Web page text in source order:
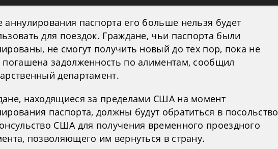
аннулирования паспорта его больше нельзя будет
для поездок. Граждане, чьи паспорта были
не смогут получить новый до тех пор, пока не
погашена задолженность по алиментам, сообщил
департамент.
находящиеся за пределами США на момент
паспорта, должны будут обратиться в посольство
США для получения временного проездного
позволяющего им вернуться в страну.